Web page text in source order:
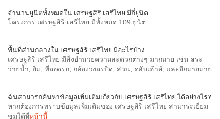
จำนวนยูนิตทั้งหมดใน เศรษฐสิริ เสรีไทย มีกี่ยูนิต
โครงการ เศรษฐสิริ เสรีไทย มีทั้งหมด 109 ยูนิต
พื้นที่ส่วนกลางใน เศรษฐสิริ เสรีไทย มีอะไรบ้าง
เศรษฐสิริ เสรีไทย มีสิ่งอำนวยความสะดวกต่างๆ มากมาย เช่น สระ
ว่ายน้ำ, ยิม, ที่จอดรถ, กล้องวงจรปิด, สวน, คลับเฮ้าส์, และอีกมายมาย
ฉันสามารถค้นหาข้อมูลเพิ่มเติมเกี่ยวกับ เศรษฐสิริ เสรีไทย ได้อย่างไร?
หากต้องการทราบข้อมูลเพิ่มเติมของ เศรษฐสิริ เสรีไทย สามารถเยี่ยม
ชมได้ที่หน้านี้